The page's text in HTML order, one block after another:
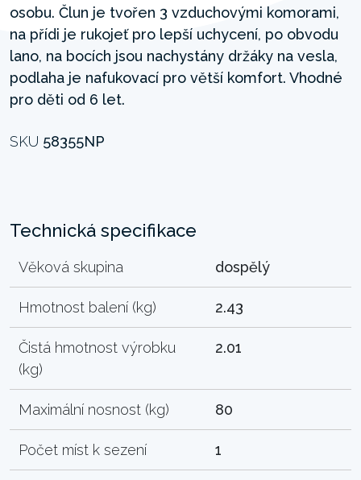
osobu. Člun je tvořen 3 vzduchovými komorami,
na přídi je rukojeť pro lepší uchycení, po obvodu
lano, na bocích jsou nachystány držáky na vesla,
podlaha je nafukovací pro větší komfort. Vhodné
pro děti od 6 let.
SKU 58355NP
Technická specifikace
Věková skupina dospělý
Hmotnost balení (kg) 2.43
Čistá hmotnost výrobku
(kg)
2.01
Maximální nosnost (kg) 80
Počet míst k sezení 1